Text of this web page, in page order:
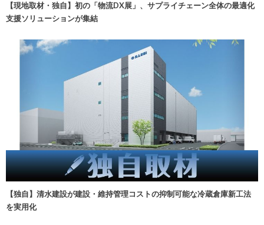
【現地取材・独自】初の「物流DX展」、サプライチェーン全体の最適化
支援ソリューションが集結
【独自】清水建設が建設・維持管理コストの抑制可能な冷蔵倉庫新工法
を実用化